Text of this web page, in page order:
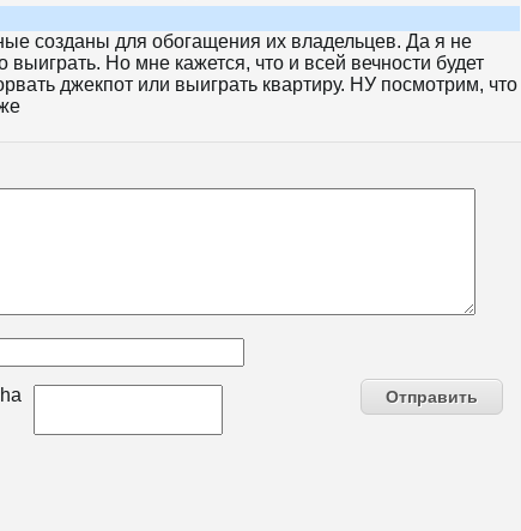
созданы для обогащения их владельцев. Да я не
выиграть. Но мне кажется, что и всей вечности будет
джекпот или выиграть квартиру. НУ посмотрим, что